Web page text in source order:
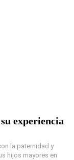
experiencia
la paternidad y
hijos mayores en